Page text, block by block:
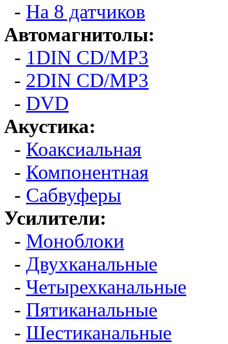
- На 8 датчиков
Автомагнитолы:
- 1DIN CD/MP3
- 2DIN CD/MP3
- DVD
Акустика:
- Коаксиальная
- Компонентная
- Сабвуферы
Усилители:
- Моноблоки
- Двухканальные
- Четырехканальные
- Пятиканальные
- Шестиканальные